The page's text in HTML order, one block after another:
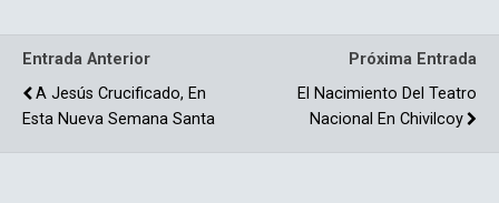
k
Entrada Anterior
A Jesús Crucificado, En
Esta Nueva Semana Santa
Próxima Entrada
El Nacimiento Del Teatro
Nacional En Chivilcoy